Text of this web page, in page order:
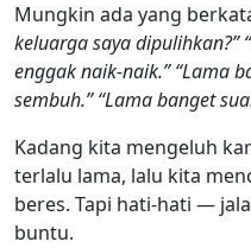
Mungkin ada yang
keluarga saya dipulihkan?”
enggak naik-naik.” “Lama
sembuh.” “Lama banget
Kadang kita mengeluh
terlalu lama, lalu kita
beres. Tapi hati-hati —
buntu.